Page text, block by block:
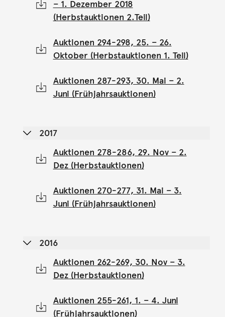
– 1. Dezember 2018
(Herbstauktionen 2.Teil)
Auktionen 294-298, 25. – 26.
Oktober (Herbstauktionen 1. Teil)
Auktionen 287-293, 30. Mai – 2.
Juni (Frühjahrsauktionen)
2017
Auktionen 278-286, 29. Nov – 2.
Dez (Herbstauktionen)
Auktionen 270-277, 31. Mai – 3.
Juni (Frühjahrsauktionen)
2016
Auktionen 262-269, 30. Nov – 3.
Dez (Herbstauktionen)
Auktionen 255-261, 1. – 4. Juni
(Frühjahrsauktionen)